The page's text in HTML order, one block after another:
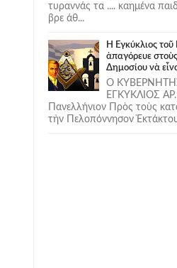
τυραννάς τα .... καημένα
βρε άθ...
Ἡ Ἐγκύκλιος
ἀπαγόρευε
Δημοσίου νὰ
Ο
ΕΓΚΥΚΛΙΟΣ
Πανελλήνιον Πρὸς τοὺς
τὴν Πελοπόννησον